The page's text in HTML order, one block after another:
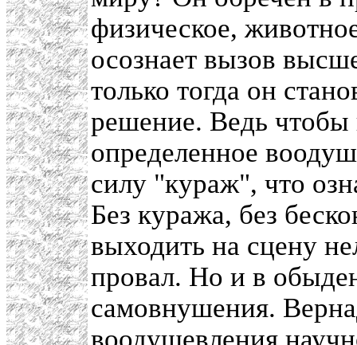
физическое,
осознает вызов
только тогда он
решение. Ведь чтобы
определенное
силу "кураж", что
Без куража, без
выходить на сцену
провал. Но и в
самовнушения.